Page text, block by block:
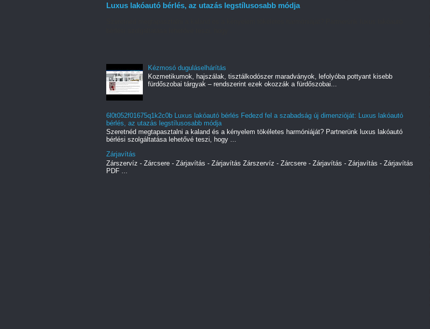
Luxus lakóautó bérlés, az utazás legstílusosabb módja
Kézmosó duguláselhárítás
Kozmetikumok, hajszálak, tisztálkodószer maradványok, lefolyóba pottyant kisebb
fürdőszobai tárgyak – rendszerint ezek okozzák a fürdőszobai...
6l0t052f01675q1k2c0b Luxus lakóautó bérlés Fedezd fel a szabadság új dimenzióját: Luxus lakóautó
bérlés, az utazás legstílusosabb módja
Szeretnéd megtapasztalni a kaland és a kényelem tökéletes harmóniáját? Partnerünk luxus lakóautó
bérlési szolgáltatása lehetővé teszi, hogy ...
Zárjavítás
Zárszervíz - Zárcsere - Zárjavítás - Zárjavítás Zárszervíz - Zárcsere - Zárjavítás - Zárjavítás - Zárjavítás
PDF ...